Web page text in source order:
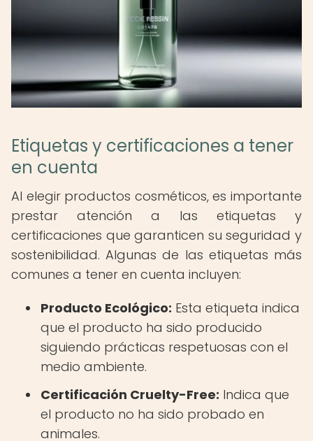
Etiquetas y certificaciones a tener
en cuenta
Al elegir productos cosméticos, es importante
prestar atención a las etiquetas y
certificaciones que garanticen su seguridad y
sostenibilidad. Algunas de las etiquetas más
comunes a tener en cuenta incluyen:
Producto Ecológico: Esta etiqueta indica
que el producto ha sido producido
siguiendo prácticas respetuosas con el
medio ambiente.
Certificación Cruelty-Free: Indica que
el producto no ha sido probado en
animales.